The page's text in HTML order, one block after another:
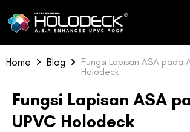
to
Home
Blog
Fungsi Lapisan ASA pada
Holodeck
Fungsi Lapisan ASA
UPVC Holodeck